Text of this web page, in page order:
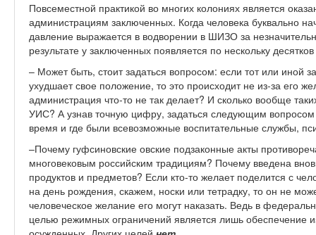
Повсеместной практикой во многих колониях является
администрациям заключенных. Когда человека буквально
давление выражается в водворении в ШИЗО за
результате у заключенных появляется по нескольку
– Может быть, стоит задаться вопросом: если тот или иной
ухудшает свое положение, то это происходит не из-за его
администрация что-то не так делает? И сколько вообще
УИС? А узнав точную цифру, задаться следующим вопросом
время и где были всевозможные воспитательные службы,
–Почему гуфсиновские овские подзаконные акты
многовековым российским традициям? Почему введена
продуктов и предметов? Если кто-то желает поделится с
на день рождения, скажем, носки или тетрадку, то он не
человеческое желание его могут наказать. Ведь в
целью режимных ограничений является лишь обеспечение